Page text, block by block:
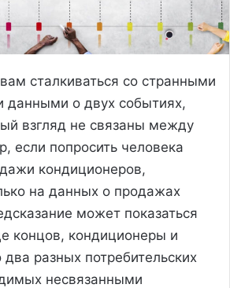
сталкиваться со странными
данными о двух событиях,
взгляд не связаны между
если попросить человека
кондиционеров,
на данных о продажах
может показаться
концов, кондиционеры и
разных потребительских
несвязанными